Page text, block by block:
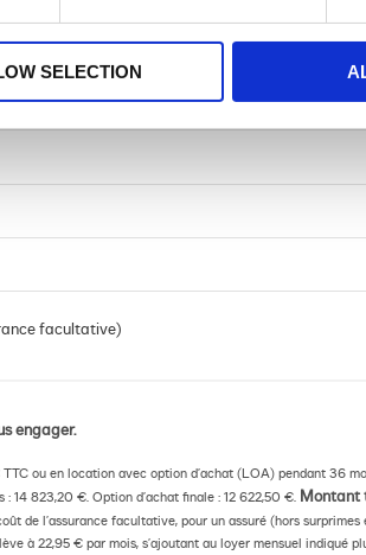
SELECTION
facultative)
engager.
ou en location avec option d’achat (LOA) pendant 36
14 823,20 €. Option d’achat finale : 12 622,50 €.
Montant
de l’assurance facultative, pour un assuré (hors
à 22,95 € par mois, s’ajoutant au loyer mensuel indiqué